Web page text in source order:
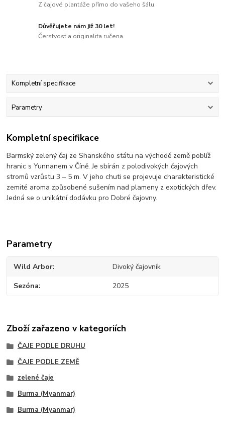
Z čajové plantáže přímo do vašeho šálu.
Důvěřujete nám již 30 let!
Čerstvost a originalita ručena.
Kompletní specifikace
Parametry
Kompletní specifikace
Barmský zelený čaj ze Shanského státu na východě země poblíž
hranic s Yunnanem v Číně. Je sbírán z polodivokých čajových
stromů vzrůstu 3 – 5 m. V jeho chuti se projevuje charakteristické
zemité aroma způsobené sušením nad plameny z exotických dřev.
Jedná se o unikátní dodávku pro Dobré čajovny.
Parametry
Wild Arbor Divoký čajovník
Sezóna 2025
Zboží zařazeno v kategoriích
ČAJE PODLE DRUHU
ČAJE PODLE ZEMĚ
zelené čaje
Burma (Myanmar)
Burma (Myanmar)